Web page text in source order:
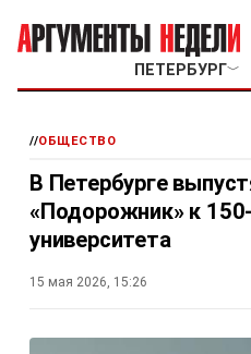
ПЕТЕРБУРГ﹀
//ОБЩЕСТВО
В Петербурге
«Подорожник» к
университета
15 мая 2026, 15:26